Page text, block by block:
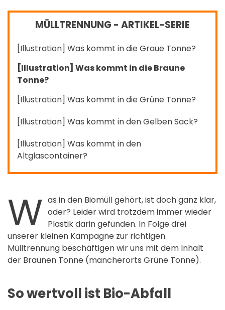
MÜLLTRENNUNG - ARTIKEL-SERIE
[Illustration] Was kommt in die Graue Tonne?
[Illustration] Was kommt in die Braune
Tonne?
[Illustration] Was kommt in die Grüne Tonne?
[Illustration] Was kommt in den Gelben Sack?
[Illustration] Was kommt in den
Altglascontainer?
W as in den Biomüll gehört, ist doch ganz klar,
oder? Leider wird trotzdem immer wieder
Plastik darin gefunden. In Folge drei
unserer kleinen Kampagne zur richtigen
Mülltrennung beschäftigen wir uns mit dem Inhalt
der Braunen Tonne (mancherorts Grüne Tonne).
So wertvoll ist Bio-Abfall